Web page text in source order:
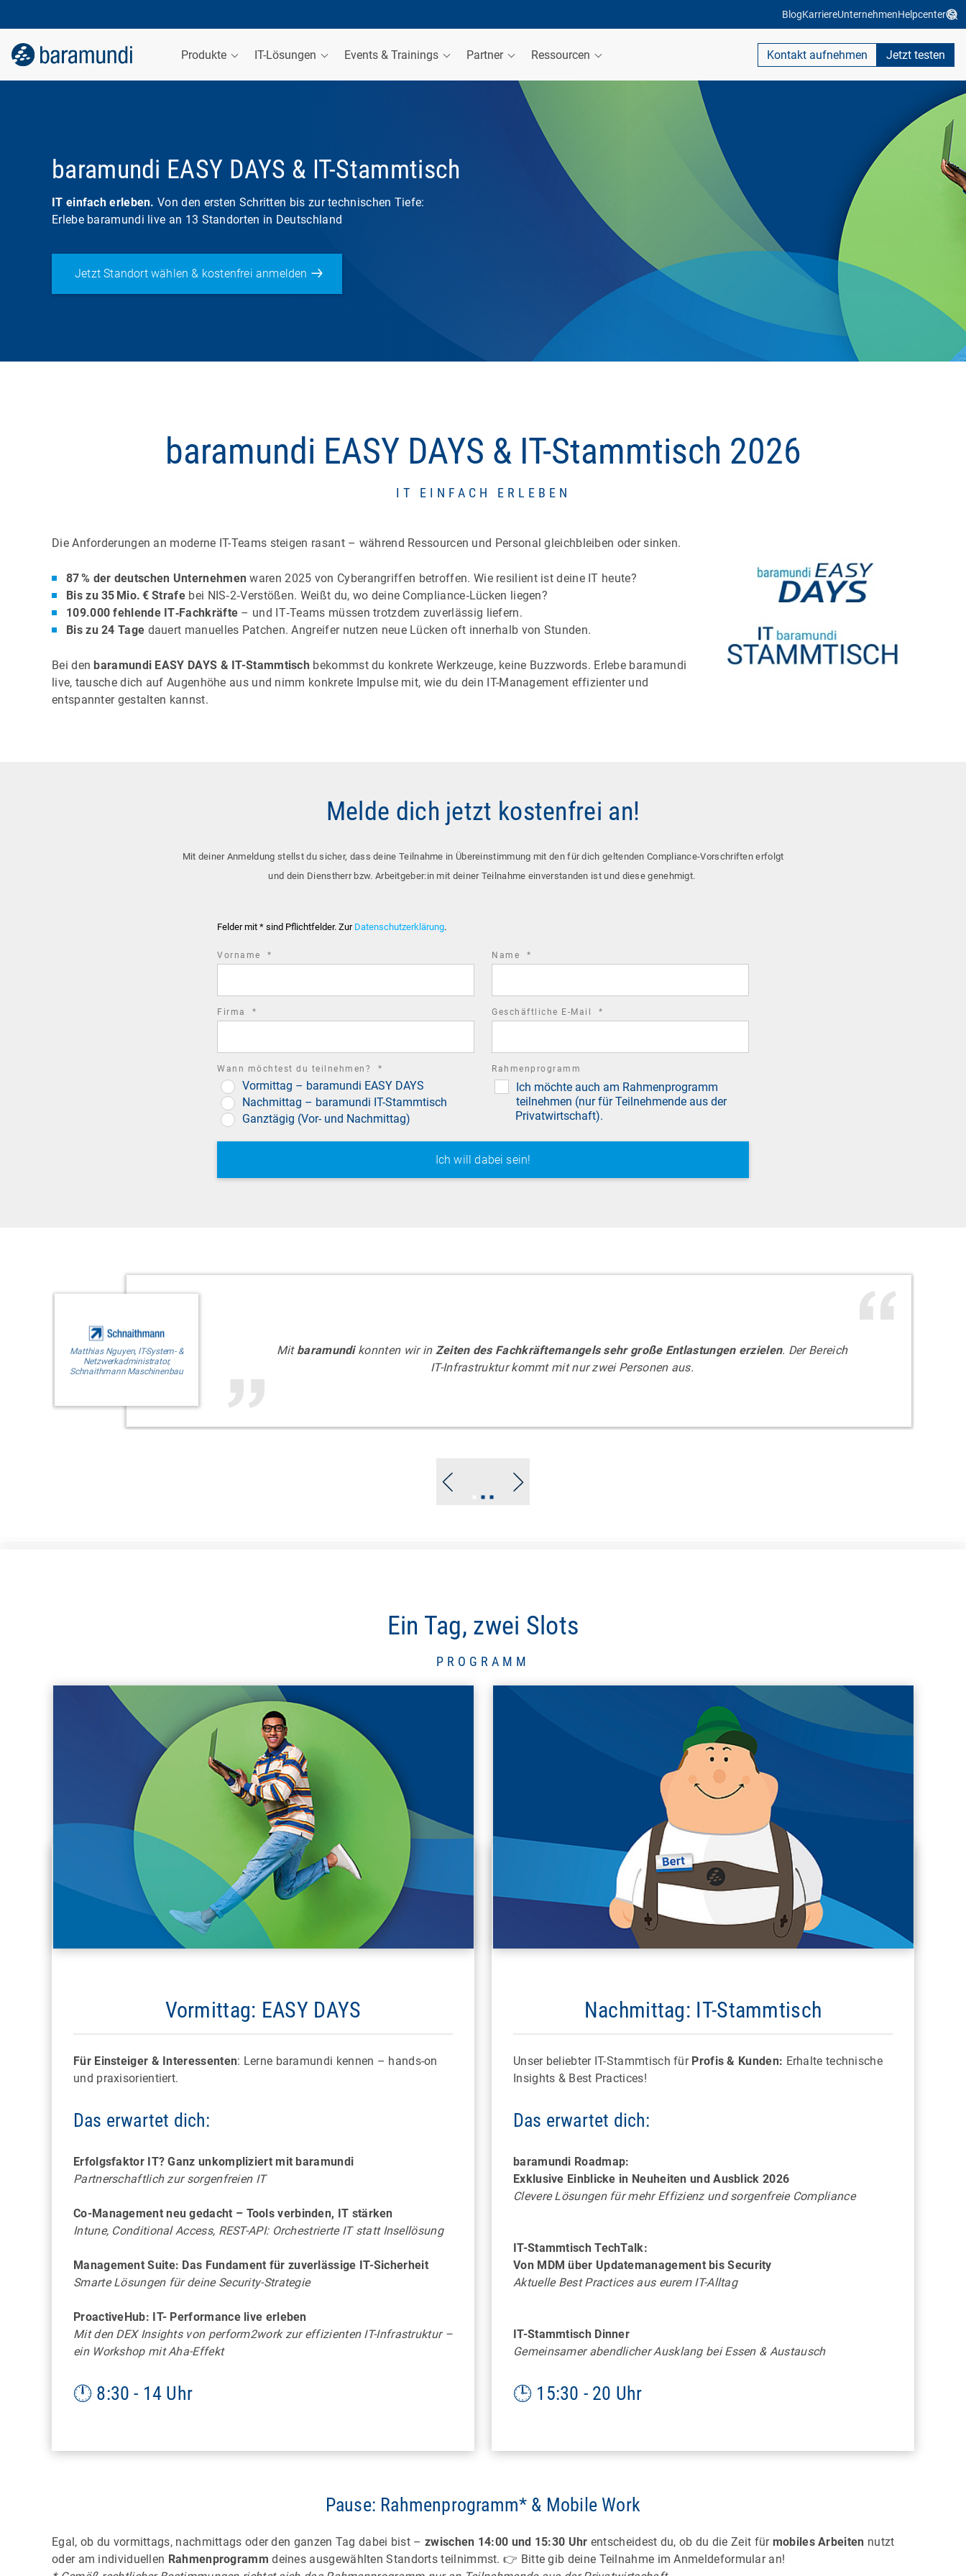
BlogKarriereUnternehmenHelpcenter
Produkte IT-Lösungen Events & Trainings Partner Ressourcen Kontakt aufnehmen Jetzt testen
baramundi EASY DAYS & IT-Stammtisch
IT einfach erleben.Von den ersten Schritten bis zur technischen Tiefe:
Erlebe baramundi live an 13 Standorten in Deutschland
Jetzt Standort wählen & kostenfrei anmelden
baramundi EASY DAYS & IT-Stammtisch 2026
IT EINFACH ERLEBEN
Die Anforderungen an moderne IT-Teams steigen rasant – während Ressourcen und Personal gleichbleiben oder sinken.
87 % der deutschen Unternehmen waren 2025 von Cyberangriffen betroffen. Wie resilient ist deine IT heute?
Bis zu 35 Mio. € Strafe bei NIS‑2‑Verstößen. Weißt du, wo deine Compliance‑Lücken liegen?
109.000 fehlende IT‑Fachkräfte – und IT‑Teams müssen trotzdem zuverlässig liefern.
Bis zu 24 Tage dauert manuelles Patchen. Angreifer nutzen neue Lücken oft innerhalb von Stunden.
Bei den baramundi EASY DAYS & IT-Stammtisch bekommst du konkrete Werkzeuge, keine Buzzwords. Erlebe baramundi
live, tausche dich auf Augenhöhe aus und nimm konkrete Impulse mit, wie du dein IT-Management effizienter und
entspannter gestalten kannst.
Melde dich jetzt kostenfrei an!
Mit deiner Anmeldung stellst du sicher, dass deine Teilnahme in Übereinstimmung mit den für dich geltenden Compliance-Vorschriften erfolgt
und dein Dienstherr bzw. Arbeitgeber:in mit deiner Teilnahme einverstanden ist und diese genehmigt.
Felder mit * sind Pflichtfelder. Zur Datenschutzerklärung.
Vorname * Name *
Firma * Geschäftliche E-Mail *
Wann möchtest du teilnehmen? *
field
Vormittag – baramundi EASY DAYS
Nachmittag – baramundi IT-Stammtisch
Ganztägig (Vor- und Nachmittag)
Rahmenprogramm
Ich möchte auch am Rahmenprogramm
teilnehmen (nur für Teilnehmende aus der
Privatwirtschaft).
Mit baramundikonnten wir in Zeiten des Fachkräftemangels sehr große Entlastungen erzielen. Der Bereich
IT-Infrastruktur kommt mit nur zwei Personen aus.
Matthias Nguyen, IT-System- &
Netzwerkadministrator,
Schnaithmann Maschinenbau
GoGoGo
Ein Tag, zwei Slots
PROGRAMM
Vormittag: EASY DAYS
Für Einsteiger & Interessenten: Lerne baramundi kennen – hands-on
und praxisorientiert.
Das erwartet dich:
Erfolgsfaktor IT? Ganz unkompliziert mit baramundi
Partnerschaftlich zur sorgenfreien IT
Co-Management neu gedacht – Tools verbinden, IT stärken
Intune, Conditional Access, REST-API: Orchestrierte IT statt Insellösung
Management Suite: Das Fundament für zuverlässige IT-Sicherheit
Smarte Lösungen für deine Security-Strategie
ProactiveHub: IT- Performance live erleben
Mit den DEX Insights von perform2work zur effizienten IT-Infrastruktur –
ein Workshop mit Aha-Effekt
🕛 8:30 - 14 Uhr
Nachmittag: IT-Stammtisch
Unser beliebter IT-Stammtisch für Profis & Kunden: Erhalte technische
Insights & Best Practices!
Das erwartet dich:
baramundi Roadmap:
Exklusive Einblicke in Neuheiten und Ausblick 2026
Clevere Lösungen für mehr Effizienz und sorgenfreie Compliance
IT-Stammtisch TechTalk:
Von MDM über Updatemanagement bis Security
Aktuelle Best Practices aus eurem IT-Alltag
IT-Stammtisch Dinner
Gemeinsamer abendlicher Ausklang bei Essen & Austausch
🕒 15:30 - 20 Uhr
Pause: Rahmenprogramm* & Mobile Work
Egal, ob du vormittags, nachmittags oder den ganzen Tag dabei bist – zwischen 14:00 und 15:30 Uhr entscheidest du, ob du die Zeit für mobiles Arbeiten nutzt
oder am individuellen Rahmenprogramm deines ausgewählten Standorts teilnimmst. 👉 Bitte gib deine Teilnahme im Anmeldeformular an!
BOCHUM
Hinab in 20 Meter Tiefe: Einblick in
den Bergbau unter Tage inkl.
Seilfahrtsimulator
KÖLN
Kölns Geschichte: Von den Goldenen
Zwanzigern bis zu legendären
Stadtfiguren
denkmalgeschützten Hallen des
ehemaligen Landesflughafens
Exklusive Führung durch die
SoftwareFactory mit Einblicken in
unsere baramundi-Welt
MÜNCHEN
historischen Hallen des
Bahnausbesserungswerks
HEIDELBERG
Führung durch das legendäre
FREIBURG
Bitte bei Anmeldung
"Rahmenprogramm" auswählen
HANNOVER
Bootsfahrt, Unterwasserwelt und
FRANKFURT
Bitte bei Anmeldung
"Rahmenprogramm" auswählen
HAMBURG
Aquariums und exotische Tiere aus
nächster Nähe
BERLIN
Köstlichkeiten
Porsche-Fertigung: Zusammenspiel